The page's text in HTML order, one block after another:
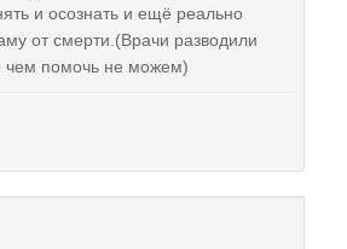
и осознать и ещё реально
от смерти.(Врачи разводили
чем помочь не можем)